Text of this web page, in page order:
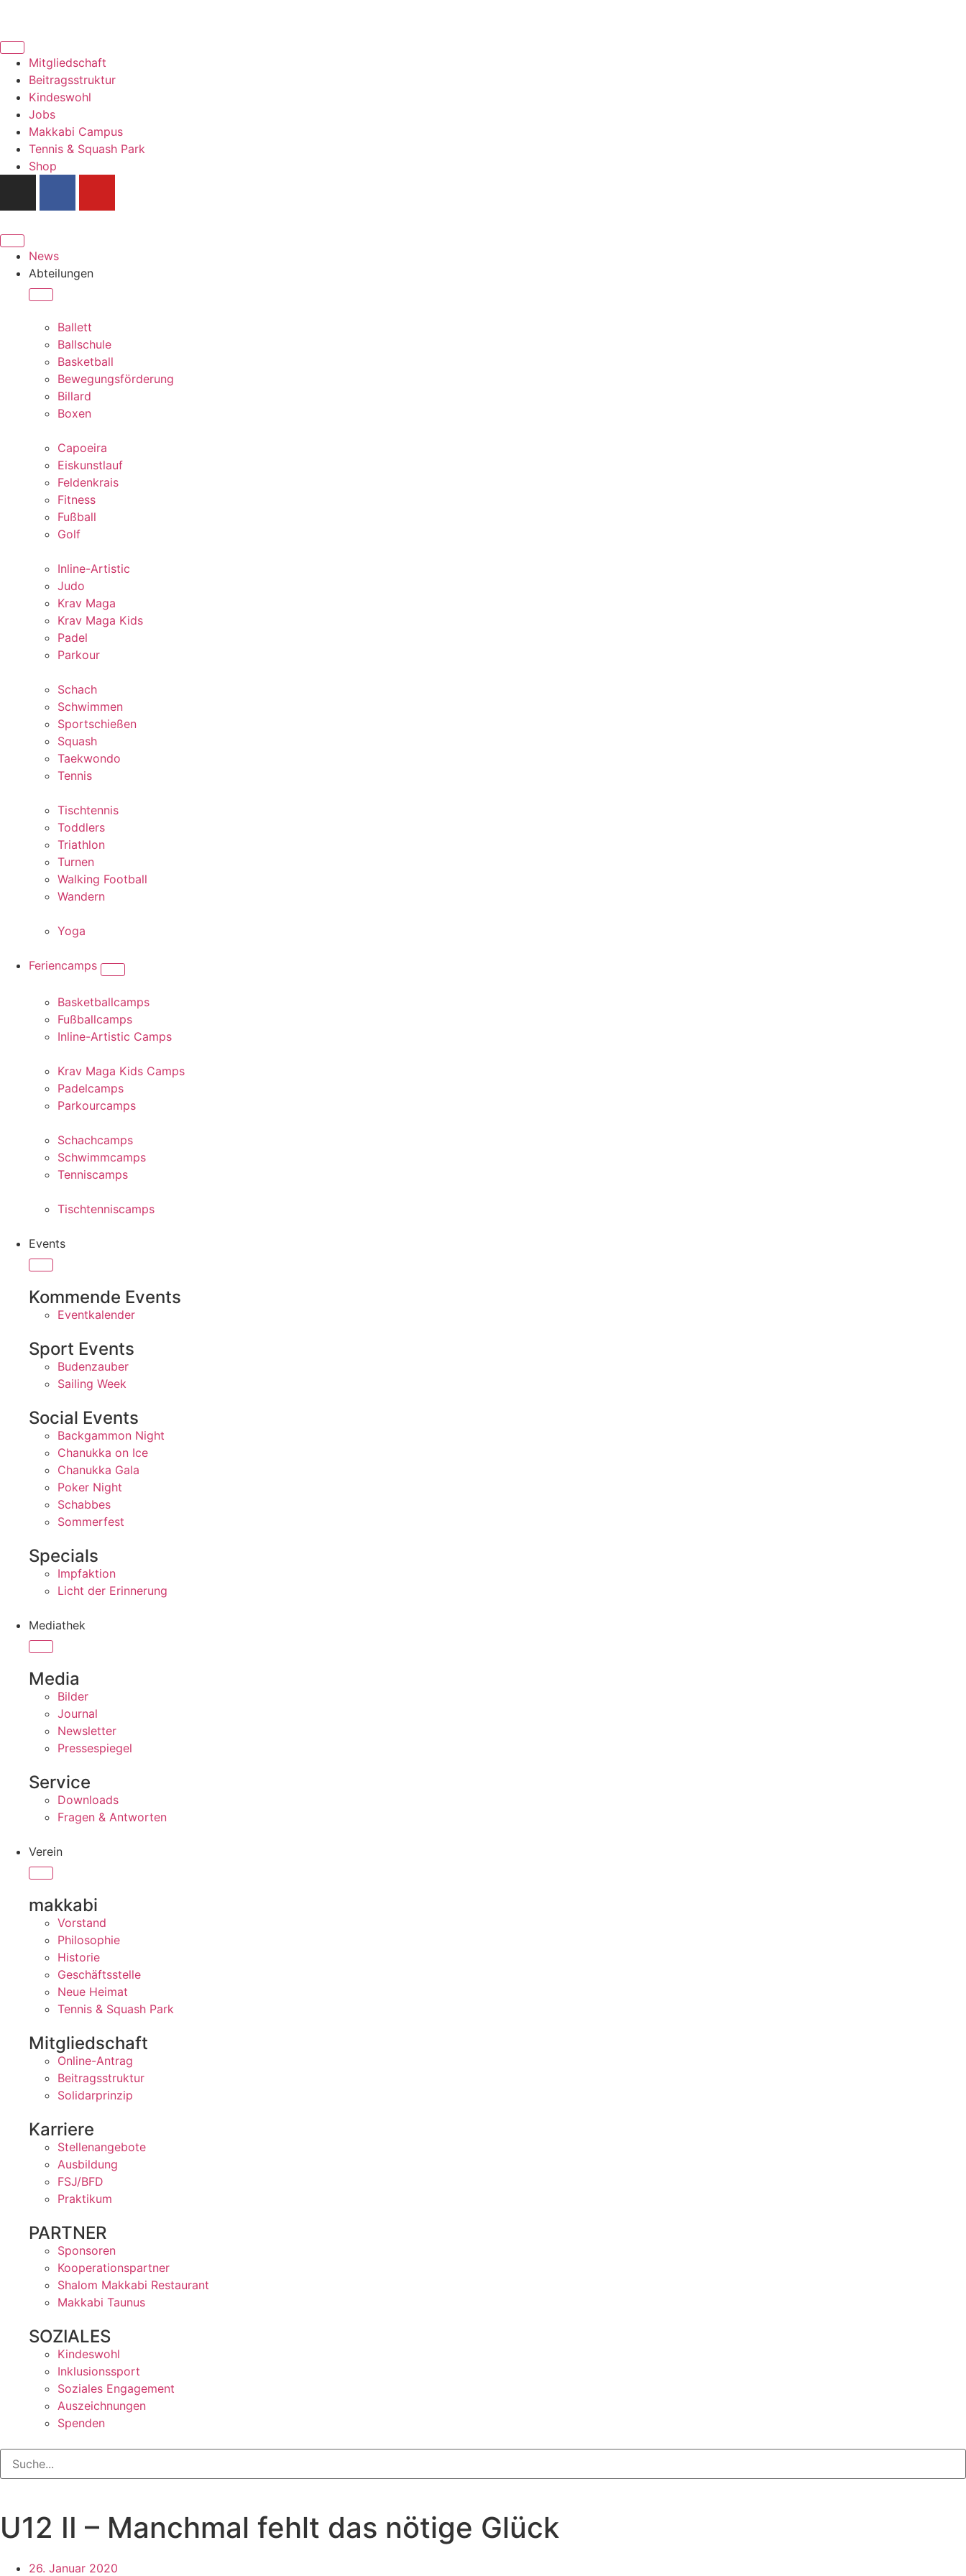
Mitgliedschaft
Beitragsstruktur
Kindeswohl
Jobs
Makkabi Campus
Tennis & Squash Park
Shop
News
Abteilungen
Ballett
Ballschule
Basketball
Bewegungsförderung
Billard
Boxen
Capoeira
Eiskunstlauf
Feldenkrais
Fitness
Fußball
Golf
Inline-Artistic
Judo
Krav Maga
Krav Maga Kids
Padel
Parkour
Schach
Schwimmen
Sportschießen
Squash
Taekwondo
Tennis
Tischtennis
Toddlers
Triathlon
Turnen
Walking Football
Wandern
Yoga
Feriencamps
Basketballcamps
Fußballcamps
Inline-Artistic Camps
Krav Maga Kids Camps
Padelcamps
Parkourcamps
Schachcamps
Schwimmcamps
Tenniscamps
Tischtenniscamps
Events
Kommende Events
Eventkalender
Sport Events
Budenzauber
Sailing Week
Social Events
Backgammon Night
Chanukka on Ice
Chanukka Gala
Poker Night
Schabbes
Sommerfest
Specials
Impfaktion
Licht der Erinnerung
Mediathek
Media
Bilder
Journal
Newsletter
Pressespiegel
Service
Downloads
Fragen & Antworten
Verein
makkabi
Vorstand
Philosophie
Historie
Geschäftsstelle
Neue Heimat
Tennis & Squash Park
Mitgliedschaft
Online-Antrag
Beitragsstruktur
Solidarprinzip
Karriere
Stellenangebote
Ausbildung
FSJ/BFD
Praktikum
PARTNER
Sponsoren
Kooperationspartner
Shalom Makkabi Restaurant
Makkabi Taunus
SOZIALES
Kindeswohl
Inklusionssport
Soziales Engagement
Auszeichnungen
Spenden
U12 II – Manchmal fehlt das nötige Glück
26. Januar 2020